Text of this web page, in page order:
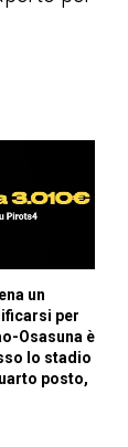
un
per
Osasuna è
lo stadio
posto,